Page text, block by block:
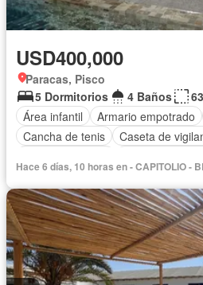
USD400,000
Paracas, Pisco
5 Dormitorios
4 Baños
Área infantil
Armario empotrado
Cancha de tenis
Caseta de
Piscina
Seguridad Terraza
Completamente amoblado
Hace 6 días, 10 horas en - CAPITOLIO -